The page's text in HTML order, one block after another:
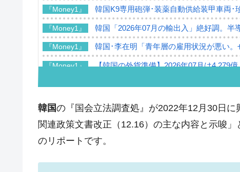
『Money1』 韓国K9専用砲弾･装薬自動供給装甲車両･
『Money1』 韓国「2026年07月の輸出入」絶好調。半
『Money1』 韓国･李在明「青年層の雇用状況が悪い
『Money1』 【韓国の外貨準備】2026年07月は4,279
『Money1』 韓国･李在明さっそく不動産対策で浅薄な
『Money1』 韓国は「中国と同じく」投資に不適格な
『Money1』 『韓国銀行』が「金の保有量を増やしま
韓国の『国会立法調査処』が2022年12月30日
関連政策文書改正（12.16）の主な内容と示唆
のリポートです。